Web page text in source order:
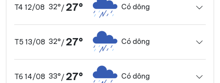
T4 12/08 32°/ 27° Có dông
T5 13/08 32°/ 27° Có dông
T6 14/08 33°/ 27° Có dông